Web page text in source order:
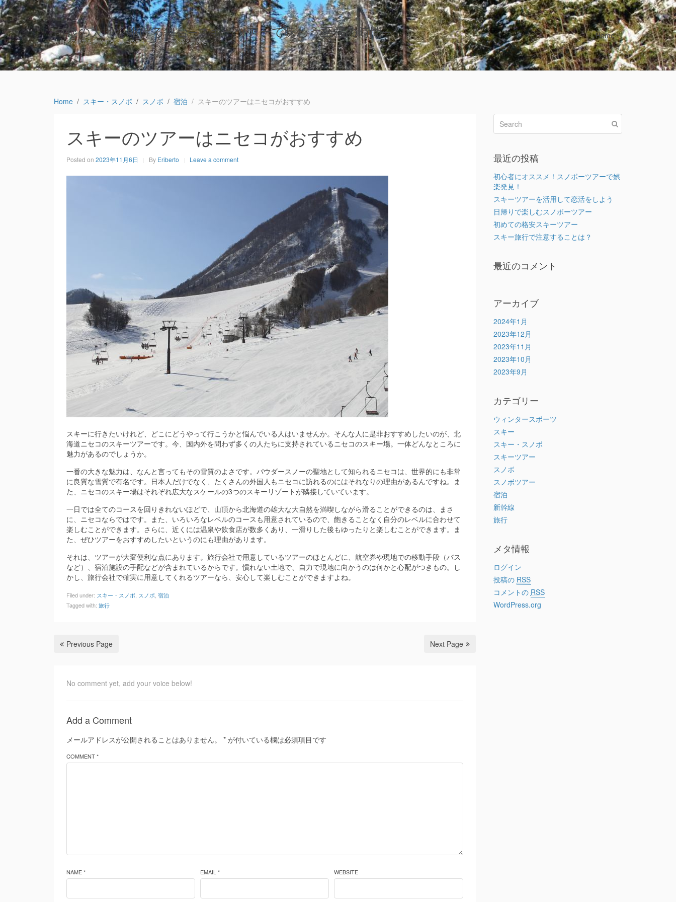
白銀の大地を駆ける舞台─スキーツアーで味わう至福の時間─
大自然の魅力を満喫する─極上のスキーツアーで心躍る冒険を
Home
Home スキー・スノボ スノボ 宿泊 スキーのツアーはニセコがおすすめ
スキーのツアーはニセコがおすすめ
Posted on 2023年11月6日 By Eriberto Leave a comment
スキーに行きたいけれど、どこにどうやって行こうかと悩んでいる人はいませんか。 そんな人に是非おすすめしたいのが、北
海道ニセコのスキーツアーです。今、国内外を問わず多くの人たちに支持されているニセコのスキー場。一体どんなところに
魅力があるのでしょうか。
一番の大きな魅力は、なんと言ってもその雪質のよさです。パウダースノーの聖地として知られるニセコは、世界的にも非常
に良質な雪質で有名です。日本人だけでなく、たくさんの外国人もニセコに訪れるのにはそれなりの理由があるんですね。ま
た、ニセコのスキー場はそれぞれ広大なスケールの3つのスキーリゾートが隣接していています。
一日では全てのコースを回りきれないほどで、山頂から北海道の雄大な大自然を満喫しながら滑ることができるのは、まさ
に、ニセコならではです。また、いろいろなレベルのコースも用意されているので、飽きることなく自分のレベルに合わせて
楽しむことができます。さらに、近くには温泉や飲食店が数多くあり、一滑りした後もゆったりと楽しむことができます。ま
た、ぜひツアーをおすすめしたいというのにも理由があります。
それは、ツアーが大変便利な点にあります。旅行会社で用意しているツアーのほとんどに、航空券や現地での移動手段（バス
など）、宿泊施設の手配などが含まれているからです。慣れない土地で、自力で現地に向かうのは何かと心配がつきもの。し
かし、旅行会社で確実に用意してくれるツアーなら、安心して楽しむことができますよね。
Filed under: スキー・スノボ スノボ 宿泊
Tagged with: 旅行
Previous Page Next Page
No comment yet, add your voice below!
Add a Comment
メールアドレスが公開されることはありません。 * が付いている欄は必須項目です
COMMENT *
NAME * EMAIL * WEBSITE
最近の投稿
初心者にオススメ！スノボーツアーで娯
楽発見！
スキーツアーを活用して恋活をしよう
日帰りで楽しむスノボーツアー
初めての格安スキーツアー
スキー旅行で注意することは？
最近のコメント
アーカイブ
2024年1月
2023年12月
2023年11月
2023年10月
2023年9月
カテゴリー
ウィンタースポーツ
スキー
スキー・スノボ
スキーツアー
スノボ
スノボツアー
宿泊
新幹線
旅行
メタ情報
ログイン
投稿の RSS
コメントの RSS
WordPress.org